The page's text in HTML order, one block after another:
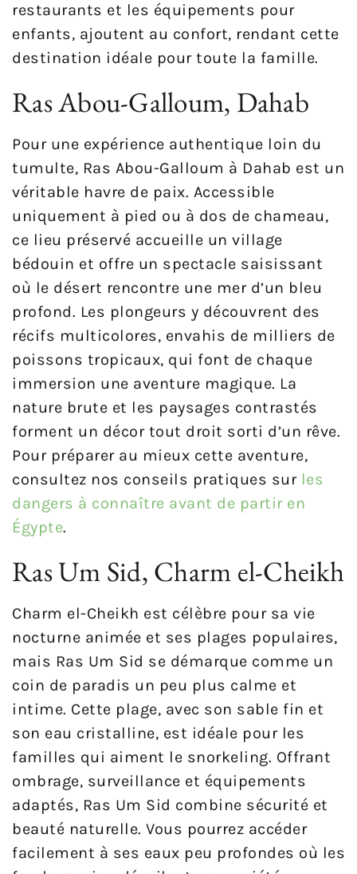
restaurants et les équipements pour
enfants, ajoutent au confort, rendant cette
destination idéale pour toute la famille.
Ras Abou-Galloum, Dahab
Pour une expérience authentique loin du
tumulte, Ras Abou-Galloum à Dahab est un
véritable havre de paix. Accessible
uniquement à pied ou à dos de chameau,
ce lieu préservé accueille un village
bédouin et offre un spectacle saisissant
où le désert rencontre une mer d’un bleu
profond. Les plongeurs y découvrent des
récifs multicolores, envahis de milliers de
poissons tropicaux, qui font de chaque
immersion une aventure magique. La
nature brute et les paysages contrastés
forment un décor tout droit sorti d’un rêve.
Pour préparer au mieux cette aventure,
consultez nos conseils pratiques sur les
dangers à connaître avant de partir en
Égypte.
Ras Um Sid, Charm el-Cheikh
Charm el-Cheikh est célèbre pour sa vie
nocturne animée et ses plages populaires,
mais Ras Um Sid se démarque comme un
coin de paradis un peu plus calme et
intime. Cette plage, avec son sable fin et
son eau cristalline, est idéale pour les
familles qui aiment le snorkeling. Offrant
ombrage, surveillance et équipements
adaptés, Ras Um Sid combine sécurité et
beauté naturelle. Vous pourrez accéder
facilement à ses eaux peu profondes où les